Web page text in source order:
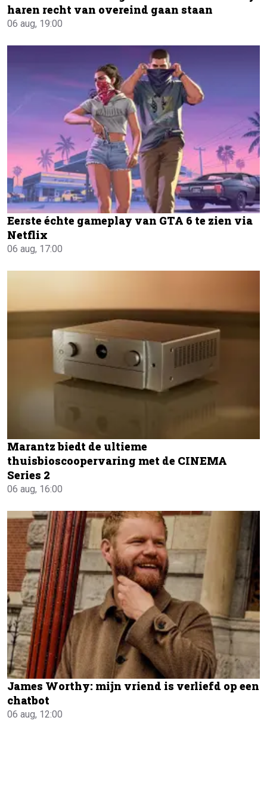
haren recht van overeind gaan staan
06 aug, 19:00
Eerste échte gameplay van GTA 6 te zien via
Netflix
06 aug, 17:00
Marantz biedt de ultieme
thuisbioscoopervaring met de CINEMA
Series 2
06 aug, 16:00
James Worthy: mijn vriend is verliefd op een
chatbot
06 aug, 12:00